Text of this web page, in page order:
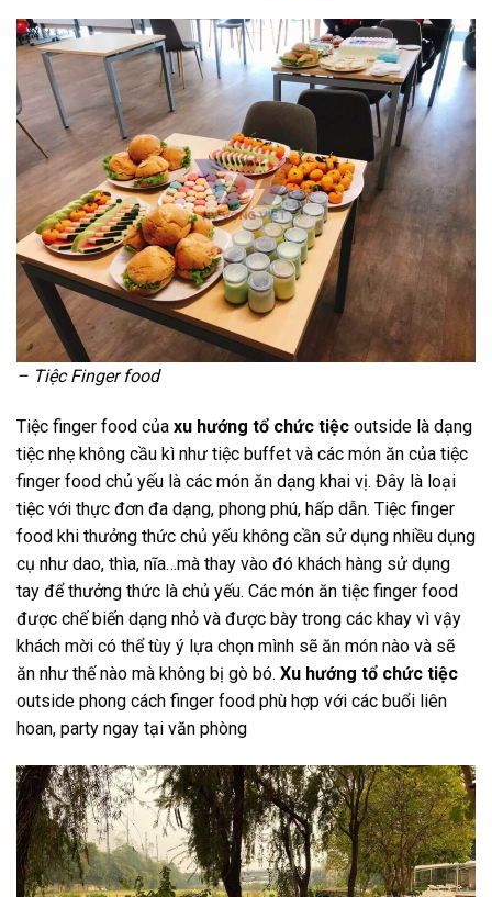
– Tiệc Finger food
Tiệc finger food của xu hướng tổ chức tiệc outside là dạng
tiệc nhẹ không cầu kì như tiệc buffet và các món ăn của tiệc
finger food chủ yếu là các món ăn dạng khai vị. Đây là loại
tiệc với thực đơn đa dạng, phong phú, hấp dẫn. Tiệc finger
food khi thưởng thức chủ yếu không cần sử dụng nhiều dụng
cụ như dao, thìa, nĩa…mà thay vào đó khách hàng sử dụng
tay để thưởng thức là chủ yếu. Các món ăn tiệc finger food
được chế biến dạng nhỏ và được bày trong các khay vì vậy
khách mời có thể tùy ý lựa chọn mình sẽ ăn món nào và sẽ
ăn như thế nào mà không bị gò bó. Xu hướng tổ chức tiệc
outside phong cách finger food phù hợp với các buổi liên
hoan, party ngay tại văn phòng